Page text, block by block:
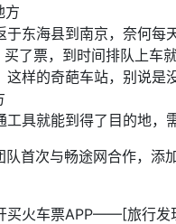
方
于东海县到南京，奈何
了票，到时间排队上车
这样的奇葩车站，别说是
工具就能到得了目的地，
队首次与畅途网合作，添
买火车票APP——[旅行